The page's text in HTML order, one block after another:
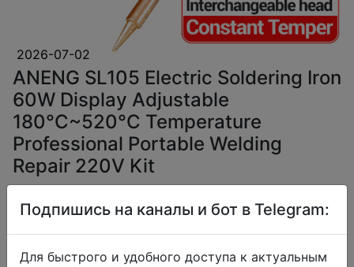
2026-07-02
ANENG SL105 Electric Soldering Iron
60W Display Adjustable
180°C~520°C Temperature
Professional Portable Welding
Repair 220V Kit
$3.08
Подпишись на каналы и бот в Telegram:
Для быстрого и удобного доступа к актуальным